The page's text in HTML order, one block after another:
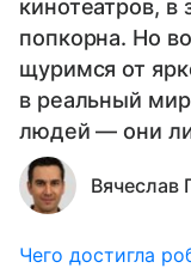
кинотеатров, в
попкорна. Но
щуримся от
в реальный
людей — они
Вячеслав
Чего достигла